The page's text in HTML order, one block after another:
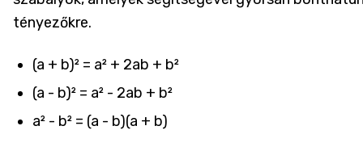
tényezőkre.
(a + b)² = a² + 2ab + b²
(a - b)² = a² - 2ab + b²
a² - b² = (a - b)(a + b)